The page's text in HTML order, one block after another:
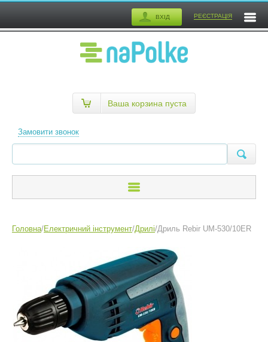
ВХІД РЕЄСТРАЦІЯ
Замовити звонок
Ваша корзина пуста
Головна/Електричний інструмент/Дрилі/Дриль Rebir UM-530/10ER